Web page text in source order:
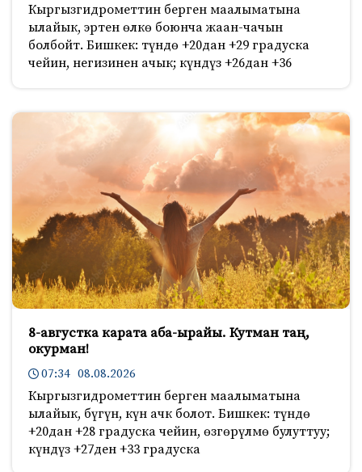
Кыргызгидрометтин берген маалыматына
ылайык, эртен өлкө боюнча жаан-чачын
болбойт. Бишкек: түндө +20дан +29 градуска
чейин, негизинен ачык; күндүз +26дан +36
8-августка карата аба-ырайы. Кутман таң,
окурман!
07:34 08.08.2026
Кыргызгидрометтин берген маалыматына
ылайык, бүгүн, күн ачк болот. Бишкек: түндө
+20дан +28 градуска чейин, өзгөрүлмө булуттуу;
күндүз +27ден +33 градуска